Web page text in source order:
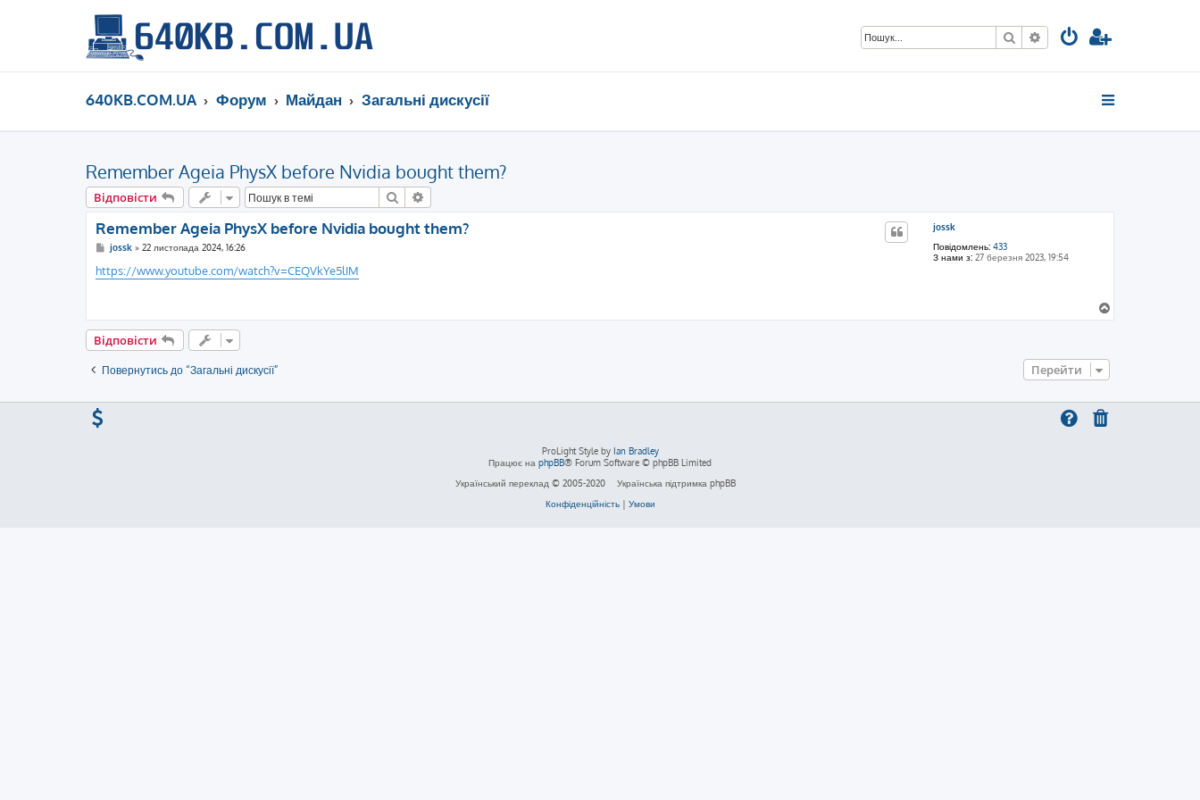
ПошукРозширений пошук
640KB.COM.UA Форум Майдан Загальні дискусії
Remember Ageia PhysX before Nvidia bought them?
Відповісти Пошук
jossk
Повідомлень: 433
З нами з: 27 березня 2023, 19:54
Remember Ageia PhysX before Nvidia bought them?
П
в
і
л
е
н
н
я
jossk» 22 листопада 2024, 16:26
https://www.youtube.com/watch?v=CEQVkYe5lIM
о
Відповісти
Повернутись до “Загальні дискусії” Перейти
ProLight Style by Ian Bradley
Працює на phpBB® Forum Software © phpBB Limited
Український переклад © 2005-2020
Українська підтримка phpBB
Конфіденційність| Умови